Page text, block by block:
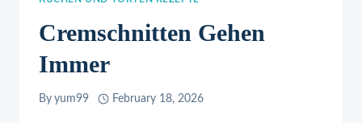
Cremschnitten Gehen
Immer
By yum99 February 18, 2026